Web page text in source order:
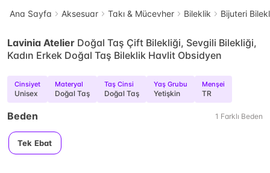
Ana Sayfa Aksesuar Takı & Mücevher Bileklik Bijuteri
Lavinia Atelier Doğal Taş Çift Bilekliği, Sevgili Bilekliği,
Kadın Erkek Doğal Taş Bileklik Havlit Obsidyen
Cinsiyet
Unisex
Materyal
Doğal Taş
Taş Cinsi
Doğal Taş
Yaş Grubu
Yetişkin
Menşei
TR
Beden 1 Farklı Beden
Tek Ebat